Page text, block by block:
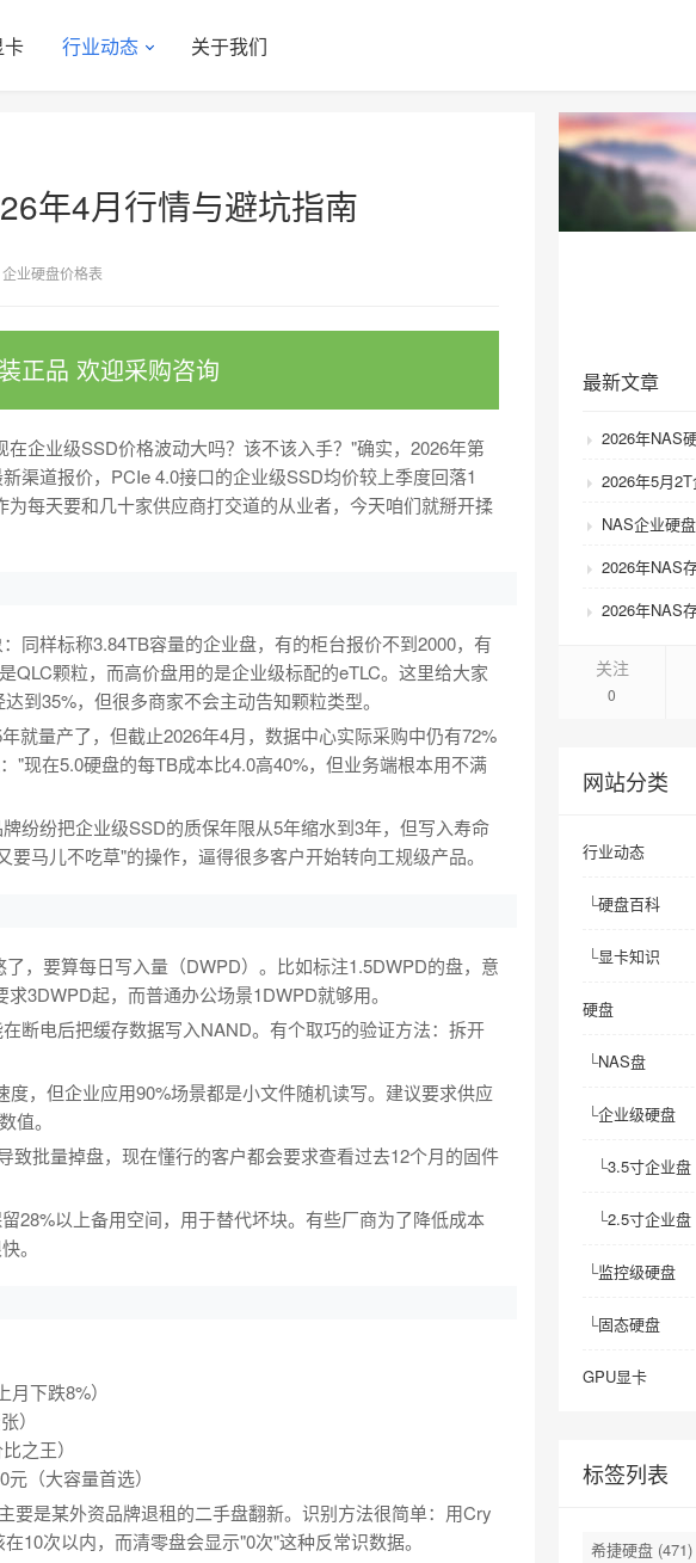
行业动态 关于我们
年4月行情与避坑指南
企业硬盘价格表
正品 欢迎采购咨询
企业级SSD价格波动大吗？该不该入手？"确实，2026年第
渠道报价，PCIe 4.0接口的企业级SSD均价较上季度回落1
每天要和几十家供应商打交道的从业者，今天咱们就掰开揉
同样标称3.84TB容量的企业盘，有的柜台报价不到2000，有
QLC颗粒，而高价盘用的是企业级标配的eTLC。这里给大家
35%，但很多商家不会主动告知颗粒类型。
就量产了，但截止2026年4月，数据中心实际采购中仍有72%
"现在5.0硬盘的每TB成本比4.0高40%，但业务端根本用不满
纷纷把企业级SSD的质保年限从5年缩水到3年，但写入寿命
马儿不吃草"的操作，逼得很多客户开始转向工规级产品。
，要算每日写入量（DWPD）。比如标注1.5DWPD的盘，意
3DWPD起，而普通办公场景1DWPD就够用。
断电后把缓存数据写入NAND。有个取巧的验证方法：拆开
，但企业应用90%场景都是小文件随机读写。建议要求供应
值。
致批量掉盘，现在懂行的客户都会要求查看过去12个月的固件
28%以上备用空间，用于替代坏块。有些厂商为了降低成本
。
下跌8%）
）
之王）
（大容量首选）
要是某外资品牌退租的二手盘翻新。识别方法很简单：用Cry
10次以内，而清零盘会显示"0次"这种反常识数据。
最新文章
关注
0
网站分类
行业动态
└硬盘百科
└显卡知识
硬盘
└NAS盘
└企业级硬盘
└3.5寸企业盘
└2.5寸企业盘
└监控级硬盘
└固态硬盘
GPU显卡
标签列表
希捷硬盘 (471)